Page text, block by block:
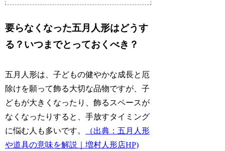
要らなくなった五月人形はどうす
る？いつまでとっておくべき？
五月人形は、子どもの健やかな成長と厄
除けを願って飾る大切な品物ですが、子
どもが大きくなったり、飾るスペースが
なくなったりすると、手放すタイミング
に悩む人も多いです。
（出典：五月人形
や道具の意味を解説｜増村人形店HP)